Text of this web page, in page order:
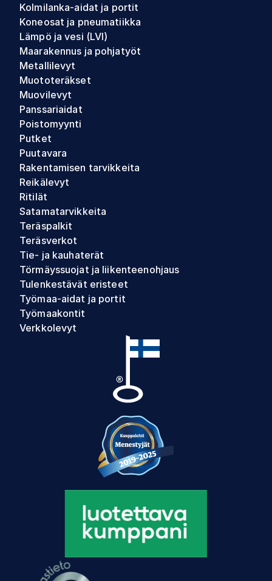
Kolmilanka-aidat ja portit
Koneosat ja pneumatiikka
Lämpö ja vesi (LVI)
Maarakennus ja pohjatyöt
Metallilevyt
Muototeräkset
Muovilevyt
Panssariaidat
Poistomyynti
Putket
Puutavara
Rakentamisen tarvikkeita
Reikälevyt
Ritilät
Satamatarvikkeita
Teräspalkit
Teräsverkot
Tie- ja kauhaterät
Törmäyssuojat ja liikenteenohjaus
Tulenkestävät eristeet
Työmaa-aidat ja portit
Työmaakontit
Verkkolevyt